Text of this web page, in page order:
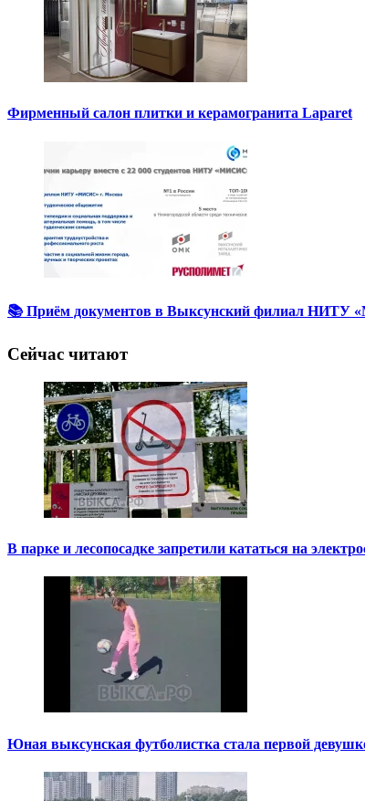
Фирменный салон плитки и керамогранита Laparet
📚 Приём документов в Выксунский филиал НИТУ
Сейчас читают
В парке и лесопосадке запретили кататься на
Юная выксунская футболистка стала первой